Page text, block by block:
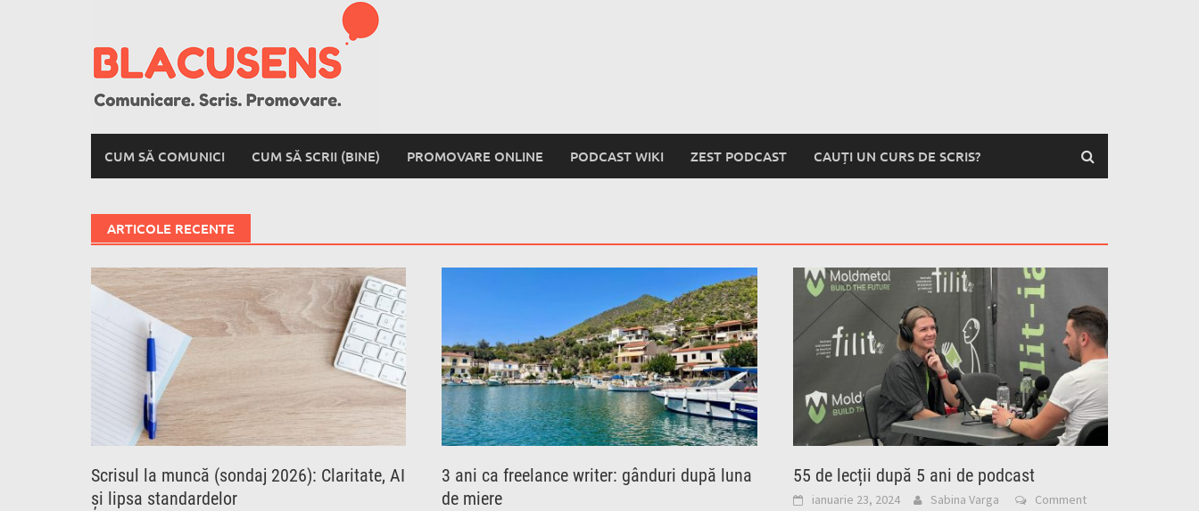
CUM SĂ COMUNICI CUM SĂ SCRII (BINE) PROMOVARE ONLINE PODCAST WIKI ZEST PODCAST CAUȚI UN CURS DE SCRIS?
ARTICOLE RECENTE
Scrisul la muncă (sondaj 2026): Claritate, AI
și lipsa standardelor
3 ani ca freelance writer: gânduri după luna
de miere
55 de lecții după 5 ani de podcast
ianuarie 23, 2024 Sabina Varga Comment